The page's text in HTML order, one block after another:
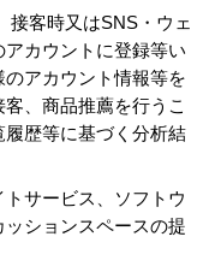
接客時又はSNS・ウェ
カウントに登録等い
アカウント情報等を
、商品推薦を行うこ
歴等に基づく分析結
サービス、ソフトウ
ションスペースの提